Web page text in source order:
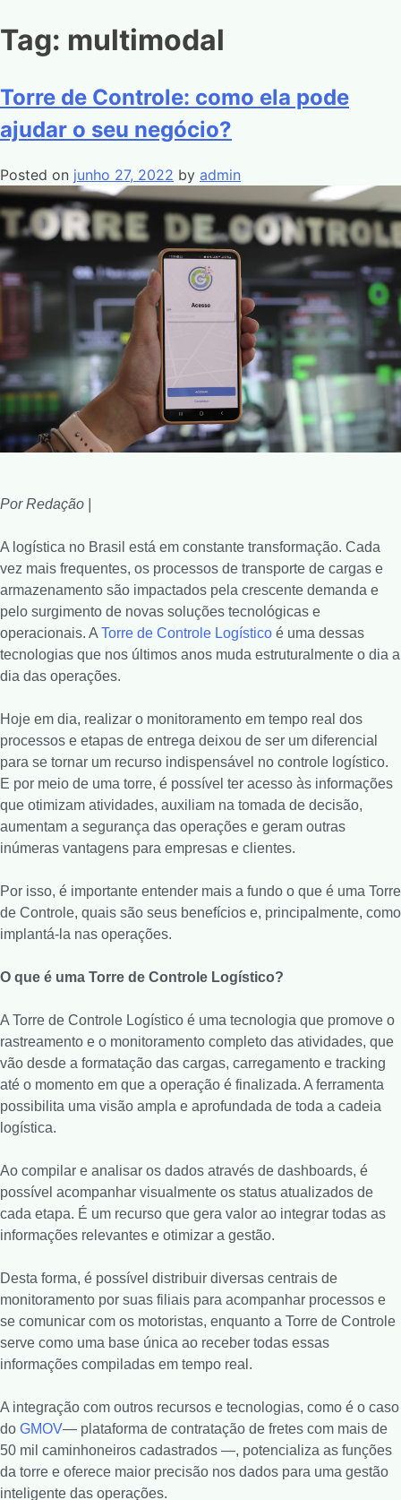
Tag: multimodal
Torre de Controle: como ela pode
ajudar o seu negócio?
Posted on junho 27, 2022 by admin
Por Redação |
A logística no Brasil está em constante transformação. Cada
vez mais frequentes, os processos de transporte de cargas e
armazenamento são impactados pela crescente demanda e
pelo surgimento de novas soluções tecnológicas e
operacionais. ATorre de Controle Logístico é uma dessas
tecnologias que nos últimos anos muda estruturalmente o dia a
dia das operações.
Hoje em dia, realizar o monitoramento em tempo real dos
processos e etapas de entrega deixou de ser um diferencial
para se tornar um recurso indispensável no controle logístico.
E por meio de uma torre, é possível ter acesso às informações
que otimizam atividades, auxiliam na tomada de decisão,
aumentam a segurança das operações e geram outras
inúmeras vantagens para empresas e clientes.
Por isso, é importante entender mais a fundo o que é uma Torre
de Controle, quais são seus benefícios e, principalmente, como
implantá-la nas operações.
O que é uma Torre de Controle Logístico?
A Torre de Controle Logístico é uma tecnologia que promove o
rastreamento e o monitoramento completo das atividades, que
vão desde a formatação das cargas, carregamento e tracking
até o momento em que a operação é finalizada. A ferramenta
possibilita uma visão ampla e aprofundada de toda a cadeia
logística.
Ao compilar e analisar os dados através de dashboards, é
possível acompanhar visualmente os status atualizados de
cada etapa. É um recurso que gera valor ao integrar todas as
informações relevantes e otimizar a gestão.
Desta forma, é possível distribuir diversas centrais de
monitoramento por suas filiais para acompanhar processos e
se comunicar com os motoristas, enquanto a Torre de Controle
serve como uma base única ao receber todas essas
informações compiladas em tempo real.
A integração com outros recursos e tecnologias, como é o caso
do GMOV— plataforma de contratação de fretes com mais de
50 mil caminhoneiros cadastrados —, potencializa as funções
da torre e oferece maior precisão nos dados para uma gestão
inteligente das operações.